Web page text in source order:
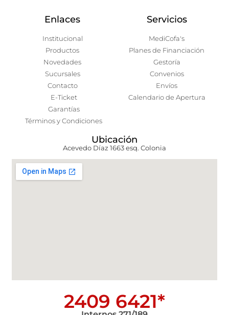
Enlaces
Institucional
Productos
Novedades
Sucursales
Contacto
E-Ticket
Garantías
Términos y Condiciones
Servicios
MediCofa's
Planes de Financiación
Gestoría
Convenios
Envíos
Calendario de Apertura
Ubicación
Acevedo Díaz 1663 esq. Colonia
2409 6421*